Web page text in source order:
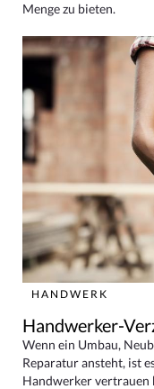
Menge zu bieten.
HANDWERK
Handwerker-
Wenn ein Umbau,
Reparatur ansteht, ist
Handwerker vertrauen